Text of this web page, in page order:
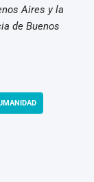
Aires y la
de Buenos